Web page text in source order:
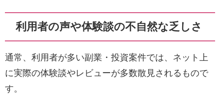
利用者の声や体験談の不自然な乏しさ
通常、利用者が多い副業・投資案件では、ネット上
に実際の体験談やレビューが多数散見されるもので
す。